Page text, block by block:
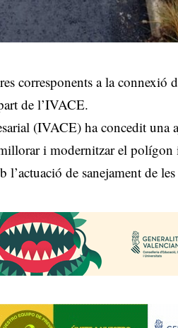
corresponents a la connexió
de l’IVACE.
(IVACE) ha concedit una
i modernitzar el
de sanejament de